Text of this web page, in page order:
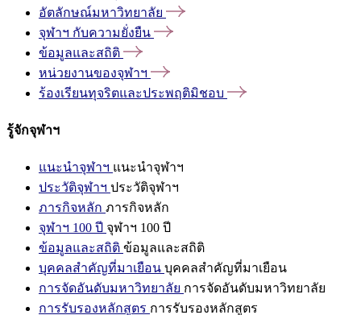
อัตลักษณ์มหาวิทยาลัย
จุฬาฯ กับความยั่งยืน
ข้อมูลและสถิติ
หน่วยงานของจุฬาฯ
ร้องเรียนทุจริตและประพฤติมิชอบ
รู้จักจุฬาฯ
แนะนำจุฬาฯ แนะนำจุฬาฯ
ประวัติจุฬาฯ ประวัติจุฬาฯ
ภารกิจหลัก ภารกิจหลัก
จุฬาฯ 100 ปี จุฬาฯ 100 ปี
ข้อมูลและสถิติ ข้อมูลและสถิติ
บุคคลสำคัญที่มาเยือน บุคคลสำคัญที่มาเยือน
การจัดอันดับมหาวิทยาลัย การจัดอันดับมหาวิทยาลัย
การรับรองหลักสูตร การรับรองหลักสูตร